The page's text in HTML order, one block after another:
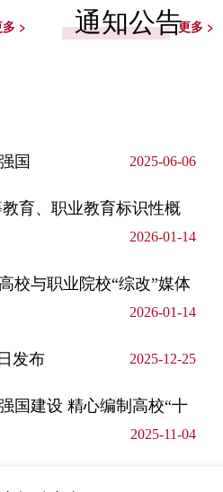
> 通知公告更多 >
国 2025-06-06
育、职业教育标识性概
2026-01-14
校与职业院校“综改”媒体
2026-01-14
发布 2025-12-25
国建设 精心编制高校“十
2025-11-04